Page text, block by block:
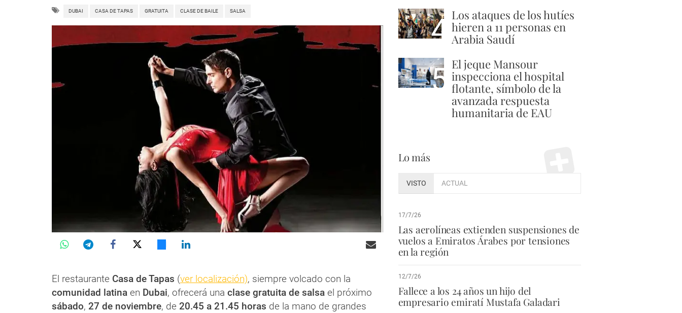
DUBAI CASA DE TAPAS GRATUITA CLASE DE BAILE SALSA
El restaurante Casa de Tapas (ver localización), siempre volcado con la
comunidad latina en Dubai, ofrecerá una clase gratuita de salsa el próximo
sábado, 27 de noviembre, de 20.45 a 21.45 horas de la mano de grandes
4 Los ataques de los hutíes
hieren a 11 personas en
Arabia Saudí
5 El jeque Mansour
inspecciona el hospital
flotante, símbolo de la
avanzada respuesta
humanitaria de EAU
Lo más
VISTO ACTUAL
17/7/26
Las aerolíneas extienden suspensiones de
vuelos a Emiratos Árabes por tensiones
en la región
12/7/26
Fallece a los 24 años un hijo del
empresario emiratí Mustafa Galadari